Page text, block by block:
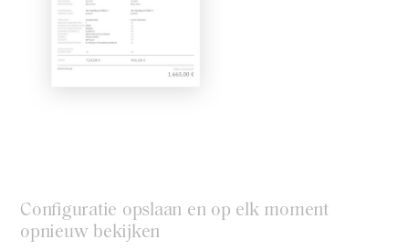
Configuratie opslaan en op elk moment
opnieuw bekijken